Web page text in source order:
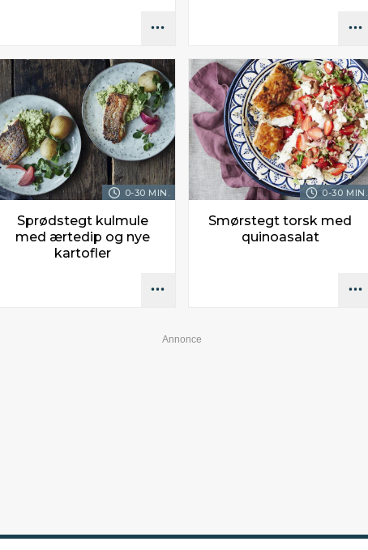
0-30 MIN.
Sprødstegt kulmule
med ærtedip og nye
kartofler
0-30 MIN.
Smørstegt torsk med
quinoasalat